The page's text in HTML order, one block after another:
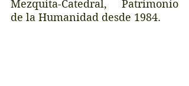
Mezquita-Catedral, Patrimonio
de la Humanidad desde 1984.